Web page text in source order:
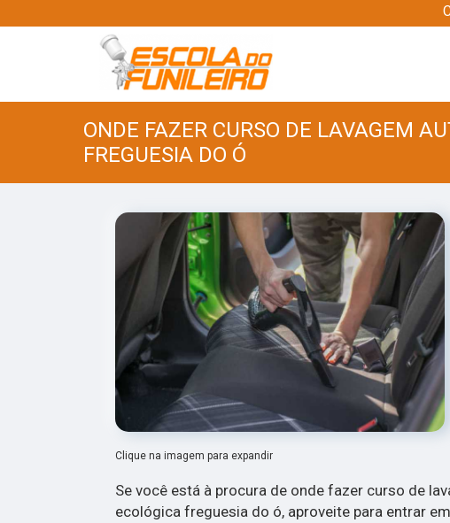
ONDE FAZER CURSO DE LAVAGEM
FREGUESIA DO Ó
Clique na imagem para expandir
Se você está à procura de onde fazer curso de
ecológica freguesia do ó, aproveite para entrar